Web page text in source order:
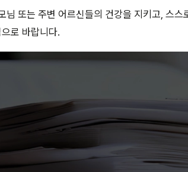
님 또는 주변 어르신들의 건강을 지키고, 스스
로 바랍니다.